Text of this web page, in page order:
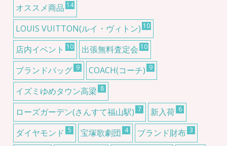
オススメ商品 14
LOUIS VUITTON(ルイ・ヴィトン) 10
店内イベント 10 出張無料査定会 10
ブランドバッグ 9 COACH(コーチ) 9
イズミゆめタウン高梁 8
ローズガーデン(さんすて福山駅) 7 新入荷 6
ダイヤモンド 5 宝塚歌劇団 4 ブランド財布 3